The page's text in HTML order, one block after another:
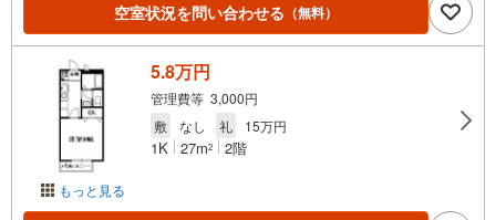
空室状況を問い合わせる （無料）
もっと見る
5.8万円
管理費等 3,000円
敷
なし 礼 15万円
1K 27m2 2階